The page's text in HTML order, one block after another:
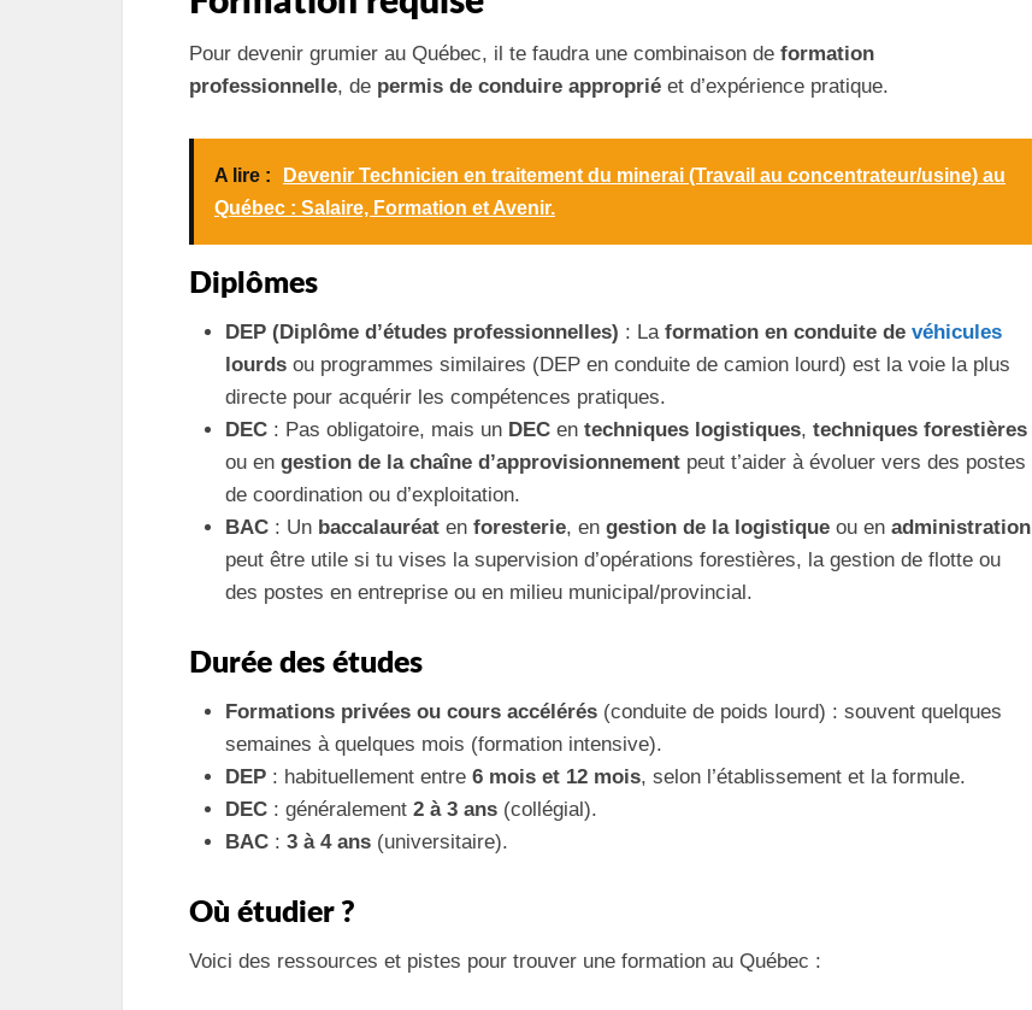
Pour devenir grumier au Québec, il te faudra une combinaison de formation
professionnelle, de permis de conduire approprié et d’expérience pratique.
A lire :
Devenir Technicien en traitement du minerai (Travail au concentrateur/usine) au
Québec : Salaire, Formation et Avenir.
Diplômes
DEP (Diplôme d’études professionnelles) : La formation en conduite de véhicules
lourds ou programmes similaires (DEP en conduite de camion lourd) est la voie la plus
directe pour acquérir les compétences pratiques.
DEC : Pas obligatoire, mais un DEC en techniques logistiques, techniques forestières
ou en gestion de la chaîne d’approvisionnement peut t’aider à évoluer vers des postes
de coordination ou d’exploitation.
BAC : Un baccalauréat en foresterie, en gestion de la logistique ou en administration
peut être utile si tu vises la supervision d’opérations forestières, la gestion de flotte ou
des postes en entreprise ou en milieu municipal/provincial.
Durée des études
Formations privées ou cours accélérés (conduite de poids lourd) : souvent quelques
semaines à quelques mois (formation intensive).
DEP : habituellement entre 6 mois et 12 mois, selon l’établissement et la formule.
DEC : généralement 2 à 3 ans (collégial).
BAC : 3 à 4 ans (universitaire).
Où étudier ?
Voici des ressources et pistes pour trouver une formation au Québec :